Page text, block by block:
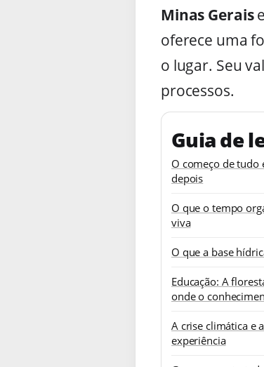
Minas Geraise
oferece uma
o lugar. Seu
processos.
Guia de
O começo de tudo
depois
O que o tempo
viva
O que a base
Educação: A
onde o
A crise climática e
experiência